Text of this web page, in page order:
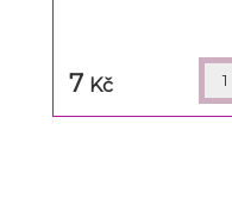
7 Kč